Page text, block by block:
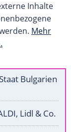
Inhalte
Mehr
Bulgarien
Lidl & Co.